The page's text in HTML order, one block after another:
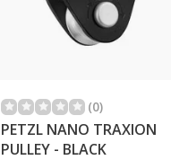
(0)
PETZL NANO TRAXION
PULLEY - BLACK